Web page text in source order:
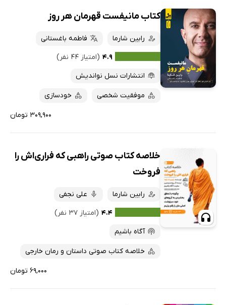
کتاب مانیفست قهرمان هر روز
رابین شارما
فاطمه باغستانی
۴.۹ (امتیاز ۴۴ نفر)
انتشارات نسل نواندیش
موفقیت شخصی خودسازی
۳۰۹,۹۰۰ تومان
خلاصه کتاب صوتی راهبی که فراری‌اش را
فروخت
رابین شارما
علی نجفی
۴.۴ (امتیاز ۳۷ نفر)
آگاه باشیم
خلاصه کتاب صوتی داستان و رمان خارجی
۶۹,۰۰۰ تومان